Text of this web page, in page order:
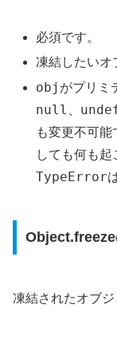
必須です。
凍結したいオ
obj がプリミ
null
も変更不可能
しても何も起
TypeError
凍結されたオブジ